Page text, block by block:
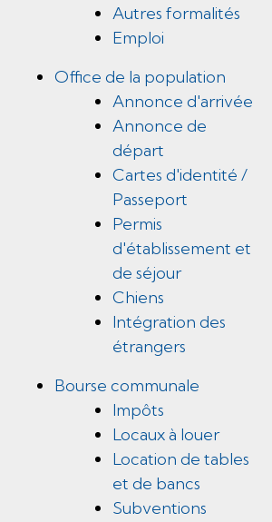
Autres formalités
Emploi
Office de la population
Annonce d'arrivée
Annonce de
départ
Cartes d'identité /
Passeport
Permis
d'établissement et
de séjour
Chiens
Intégration des
étrangers
Bourse communale
Impôts
Locaux à louer
Location de tables
et de bancs
Subventions